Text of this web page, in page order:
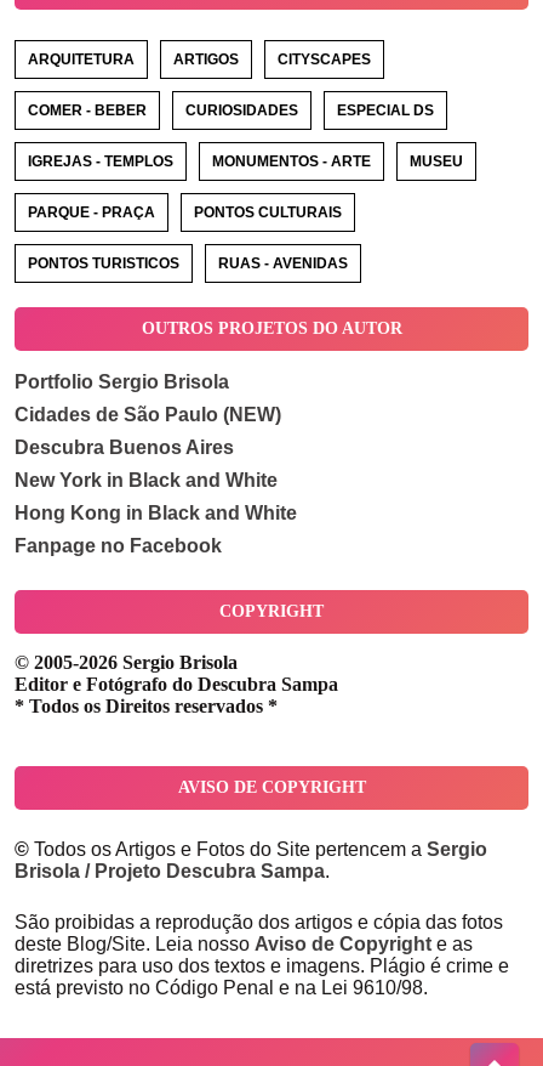
ARQUITETURA ARTIGOS CITYSCAPES
COMER - BEBER CURIOSIDADES ESPECIAL DS
IGREJAS - TEMPLOS MONUMENTOS - ARTE MUSEU
PARQUE - PRAÇA PONTOS CULTURAIS
PONTOS TURISTICOS RUAS - AVENIDAS
OUTROS PROJETOS DO AUTOR
Portfolio Sergio Brisola
Cidades de São Paulo (NEW)
Descubra Buenos Aires
New York in Black and White
Hong Kong in Black and White
Fanpage no Facebook
COPYRIGHT
© 2005-2026 Sergio Brisola
Editor e Fotógrafo do Descubra Sampa
* Todos os Direitos reservados *
AVISO DE COPYRIGHT
© Todos os Artigos e Fotos do Site pertencem a Sergio
Brisola / Projeto Descubra Sampa.
São proibidas a reprodução dos artigos e cópia das fotos
deste Blog/Site. Leia nosso Aviso de Copyright e as
diretrizes para uso dos textos e imagens. Plágio é crime e
está previsto no Código Penal e na Lei 9610/98.